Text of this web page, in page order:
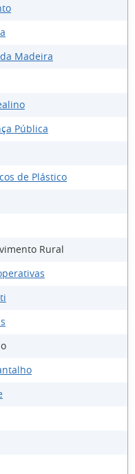
Madeira
Pública
de Plástico
Rural